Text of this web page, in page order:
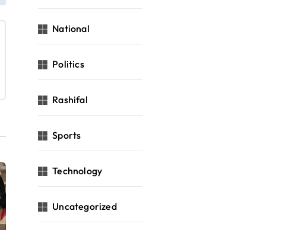
National
Politics
Rashifal
Sports
Technology
Uncategorized